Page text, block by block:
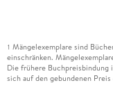
1 Mängelexemplare sind
einschränken.
Die frühere Buchpreisbindung
sich auf den gebundenen